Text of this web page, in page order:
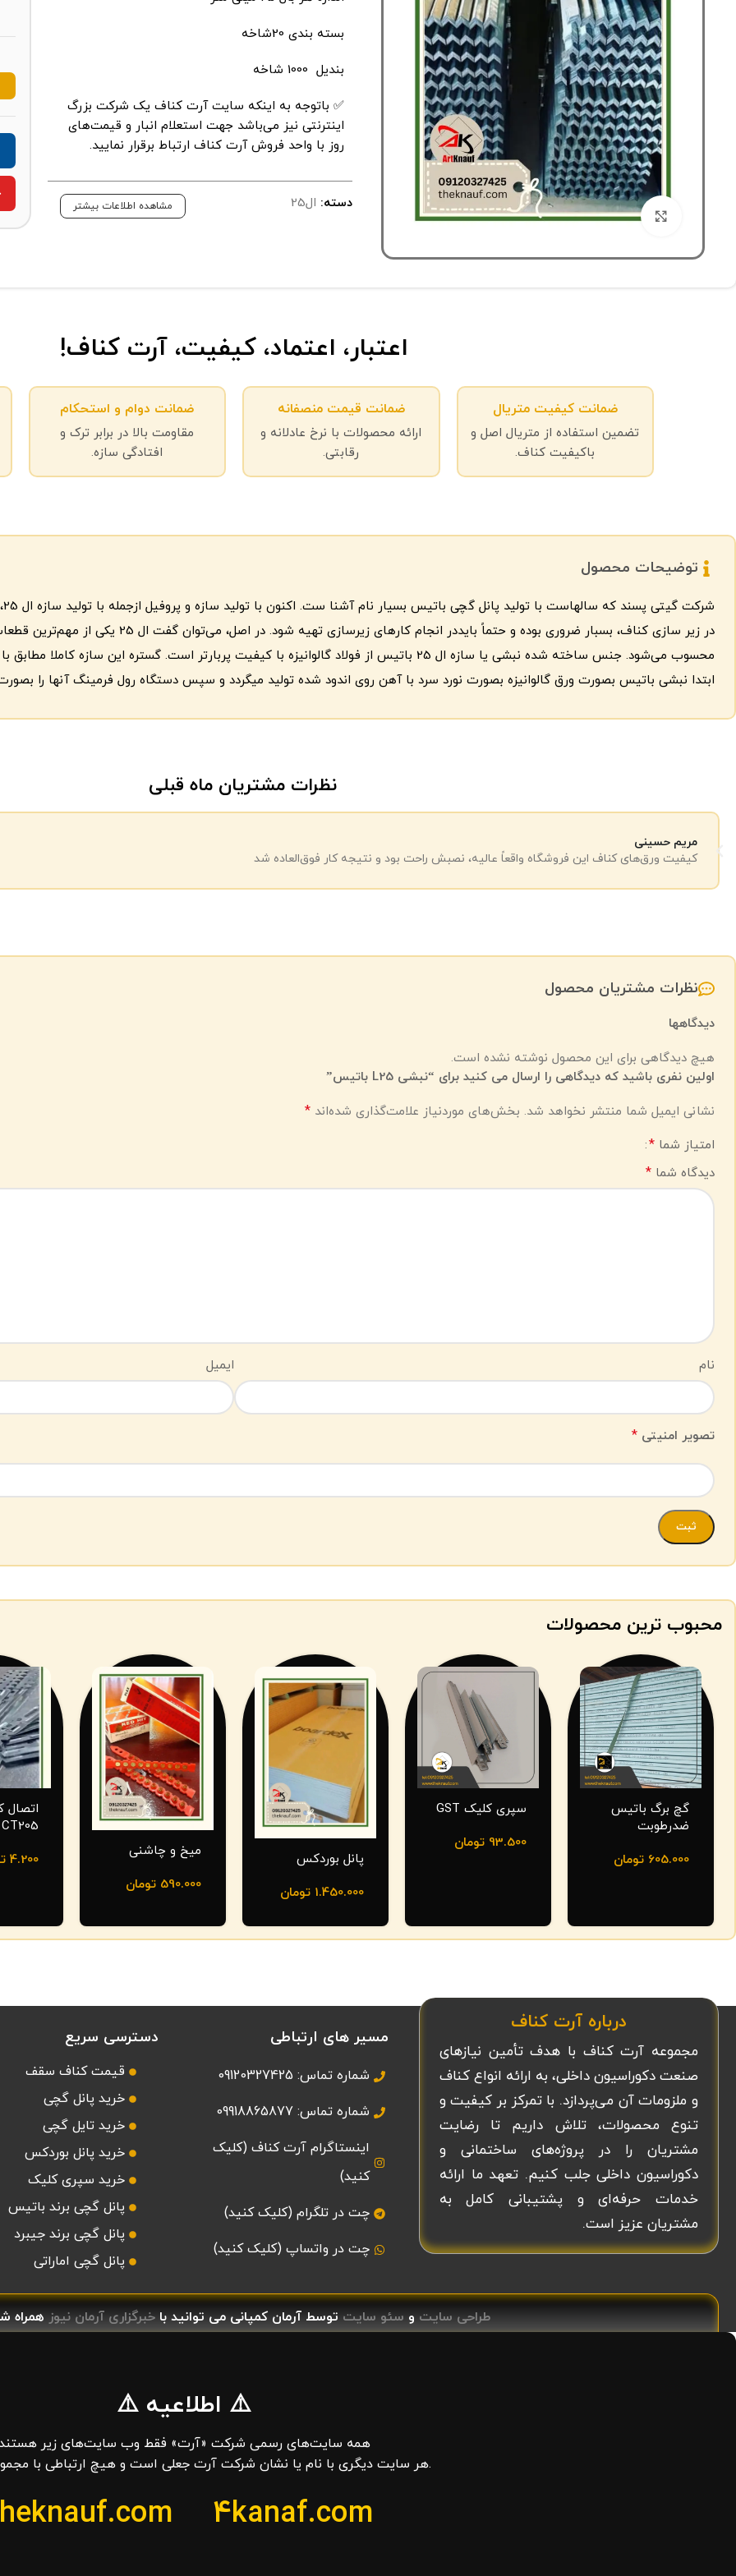
بزرگنمایی تصویر
بسته بندی 20شاخه
بندیل 1000 شاخه
✅ باتوجه به اینکه سایت آرت کناف یک شرکت بزرگ
اینترنتی نیز می‌باشد جهت استعلام انبار و قیمت‌های
روز با واحد فروش آرت کناف ارتباط برقرار نمایید.
دسته: ال25 مشاهده اطلاعات بیشتر
اعتبار، اعتماد، کیفیت، آرت کناف!
ضمانت کیفیت متریال
تضمین استفاده از متریال اصل و
باکیفیت کناف.
ضمانت قیمت منصفانه
ارائه محصولات با نرخ عادلانه و
رقابتی.
ضمانت دوام و استحکام
مقاومت بالا در برابر ترک و
افتادگی سازه.
توضیحات محصول
در زیر سازی کناف، بسبار ضروری بوده و حتماً بایددر
محسوب می‌شود. جنس ساخته شده نبشی یا سازه ال 25 باتیس از فولاد گالوانیزه با کیفیت پربارتر است. گستره این سازه کاملا مطابق با استاندارد پروفیل کنافی می‌باشد .
ابتدا نبشی باتیس بصورت ورق گالوانیزه بصورت نورد سرد با آهن روی اندود شده تولید میگردد و سپس دستگاه رول فرمینگ آنها را
نظرات مشتریان ماه قبلی
مریم حسینی
کیفیت ورق‌های کناف این فروشگاه واقعاً عالیه، نصبش راحت بود و نتیجه کار فوق‌العاده شد
نظرات مشتریان محصول
دیدگاهها
هیچ دیدگاهی برای این محصول نوشته نشده است.
اولین نفری باشید که دیدگاهی را ارسال می کنید برای “نبشی L25 باتیس”
نشانی ایمیل شما منتشر نخواهد شد. بخش‌های موردنیاز علامت‌گذاری شده‌اند *
امتیاز شما *
دیدگاه شما *
نام ایمیل
تصویر امنیتی *
محبوب ترین محصولات
گچ برگ باتیس
ضدرطوبت
605.000 تومان
سپری کلیک GST
93.500 تومان
پانل بوردکس
1.450.000 تومان
میخ و چاشنی
590.000 تومان
اتصال
CT205
4.200
درباره آرت کناف
مجموعه آرت کناف با هدف تأمین نیازهای
صنعت دکوراسیون داخلی، به ارائه انواع کناف
و ملزومات آن می‌پردازد. با تمرکز بر کیفیت و
تنوع محصولات، تلاش داریم تا رضایت
مشتریان را در پروژه‌های ساختمانی و
دکوراسیون داخلی جلب کنیم. تعهد ما ارائه
خدمات حرفه‌ای و پشتیبانی کامل به
مشتریان عزیز است.
مسیر های ارتباطی
شماره تماس: 09120327425
شماره تماس: 09918865877
اینستاگرام آرت کناف (کلیک
کنید)
چت در تلگرام (کلیک کنید)
چت در واتساپ (کلیک کنید)
دسترسی سریع
قیمت کناف سقف
خرید پانل گچی
خرید تایل گچی
خرید پانل بوردکس
خرید سپری کلیک
پانل گچی برند باتیس
پانل گچی برند جیبرد
پانل گچی اماراتی
طراحی سایت و سئو سایت توسط آرمان کمپانی می توانید با خبرگزاری آرمان نیوز همراه
⚠️ اطلاعیه ⚠️
همه سایت‌های رسمی شرکت «آرت» فقط وب‌ سایت‌های زیر
.هر سایت دیگری با نام یا نشان شرکت آرت جعلی است و هیچ ارتباطی با
4kanaf.com